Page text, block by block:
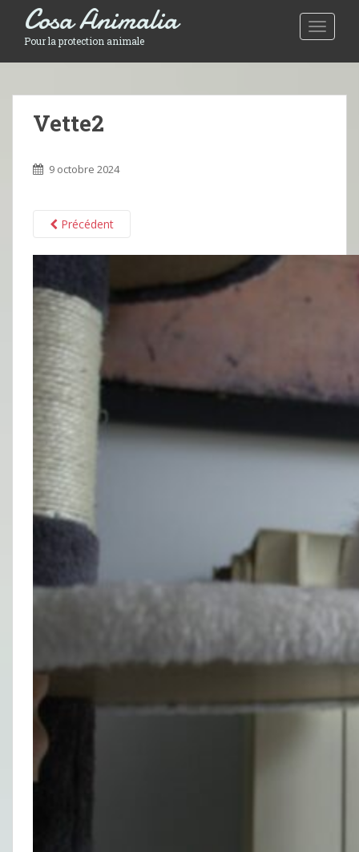
Toggle
Cosa Animalia
Pour la protection animale
Vette2
9 octobre 2024
Précédent